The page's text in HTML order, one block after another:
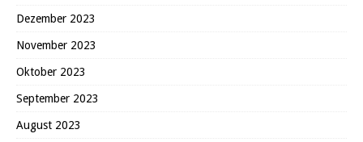
Dezember 2023
November 2023
Oktober 2023
September 2023
August 2023